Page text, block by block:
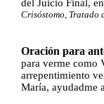
del Juicio Final,
Crisóstomo, Tratado
Oración para
para verme como
arrepentimiento
María, ayudadme